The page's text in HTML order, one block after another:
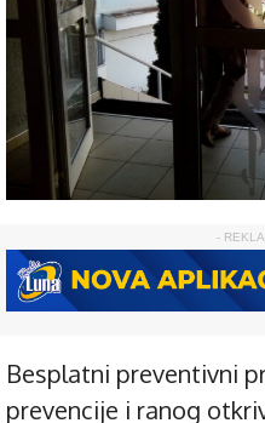
-
Besplatni preventivni
prevencije i ranog